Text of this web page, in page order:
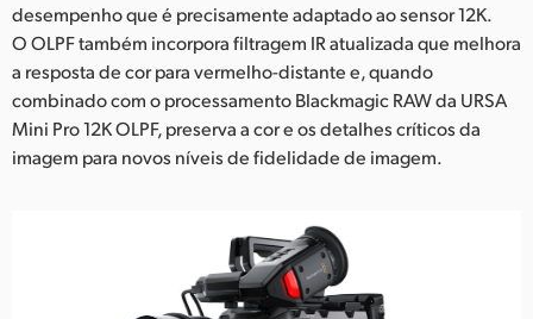
United Kingdom
United States
desempenho que é precisamente adaptado ao sensor 12K.
O OLPF também incorpora filtragem IR atualizada que melhora
a resposta de cor para vermelho-distante e, quando
combinado com o processamento Blackmagic RAW da URSA
Mini Pro 12K OLPF, preserva a cor e os detalhes críticos da
imagem para novos níveis de fidelidade de imagem.